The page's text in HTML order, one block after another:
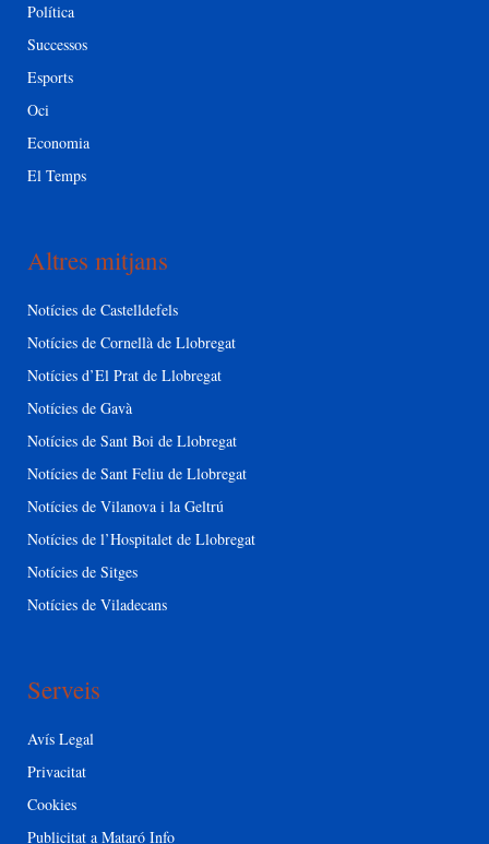
Política
Successos
Esports
Oci
Economia
El Temps
Altres mitjans
Notícies de Castelldefels
Notícies de Cornellà de Llobregat
Notícies d’El Prat de Llobregat
Notícies de Gavà
Notícies de Sant Boi de Llobregat
Notícies de Sant Feliu de Llobregat
Notícies de Vilanova i la Geltrú
Notícies de l’Hospitalet de Llobregat
Notícies de Sitges
Notícies de Viladecans
Serveis
Avís Legal
Privacitat
Cookies
Publicitat a Mataró Info